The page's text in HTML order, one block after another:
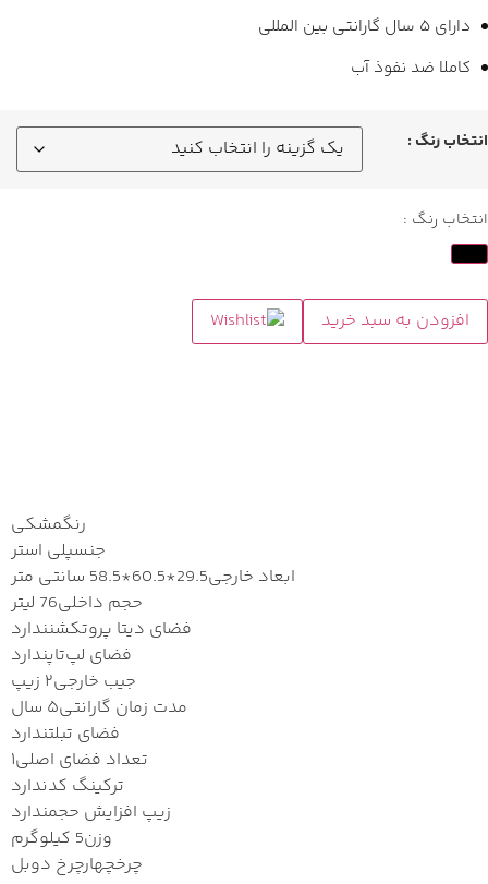
دارای ۵ سال گارانتی بین المللی
کاملا ضد نفوذ آب
انتخاب رنگ :
انتخاب رنگ :
افزودن به سبد خرید
رنگمشکی
جنسپلی استر
ابعاد خارجی29.5*60.5*58.5 سانتی متر
حجم داخلی76 لیتر
فضای دیتا پروتکشنندارد
فضای لپ‌تاپندارد
جیب خارجی۲ زیپ
مدت زمان گارانتی۵ سال
فضای تبلتندارد
تعداد فضای اصلی۱
ترکینگ کدندارد
زیپ افزایش حجمندارد
وزن5 کیلوگرم
چرخچهارچرخ دوبل